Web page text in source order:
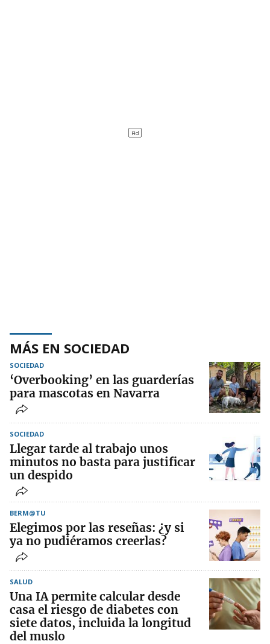
MÁS EN SOCIEDAD
SOCIEDAD
‘Overbooking’ en las guarderías
para mascotas en Navarra
SOCIEDAD
Llegar tarde al trabajo unos
minutos no basta para justificar
un despido
BERM@TU
Elegimos por las reseñas: ¿y si
ya no pudiéramos creerlas?
SALUD
Una IA permite calcular desde
casa el riesgo de diabetes con
siete datos, incluida la longitud
del muslo